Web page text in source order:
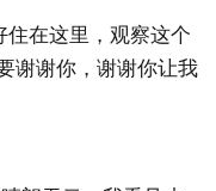
住在这里，观察这个
谢谢你，谢谢你让我